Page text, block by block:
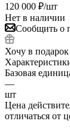
120 000 ₽/шт
Нет в наличии
Сообщить о
Хочу в подарок
Базовая
—
шт
Цена
отличаться от